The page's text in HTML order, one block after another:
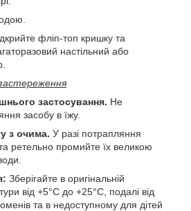
фліп-топ кришку та
настільний або
застосування. Не
засобу в їжу.
з очима. У разі потрапляння
ретельно промийте їх великою
Зберігайте в оригінальній
від +5°C до +25°C, подалі від
та в недоступному для дітей